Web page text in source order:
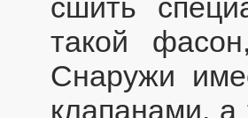
сшить
такой
Снаружи
клапанами, а